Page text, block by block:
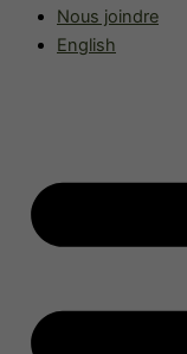
Nous joindre
English